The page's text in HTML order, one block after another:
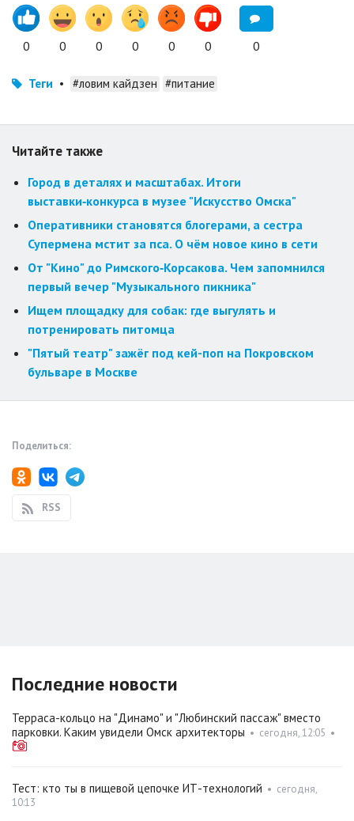
0 0 0 0 0 0 0
Теги • #ловим кайдзен #питание
Читайте также
Город в деталях и масштабах. Итоги
выставки‑конкурса в музее "Искусство Омска"
Оперативники становятся блогерами, а сестра
Супермена мстит за пса. О чём новое кино в сети
От "Кино" до Римского‑Корсакова. Чем запомнился
первый вечер "Музыкального пикника"
Ищем площадку для собак: где выгулять и
потренировать питомца
"Пятый театр" зажёг под кей-поп на Покровском
бульваре в Москве
Поделиться:
RSS
Последние новости
Терраса-кольцо на "Динамо" и "Любинский пассаж" вместо
парковки. Каким увидели Омск архитекторы • сегодня, 12:05 •
Тест: кто ты в пищевой цепочке ИТ-технологий • сегодня,
10:13